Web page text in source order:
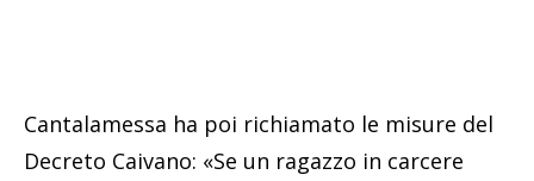
Cantalamessa ha poi richiamato le misure del
Decreto Caivano: «Se un ragazzo in carcere